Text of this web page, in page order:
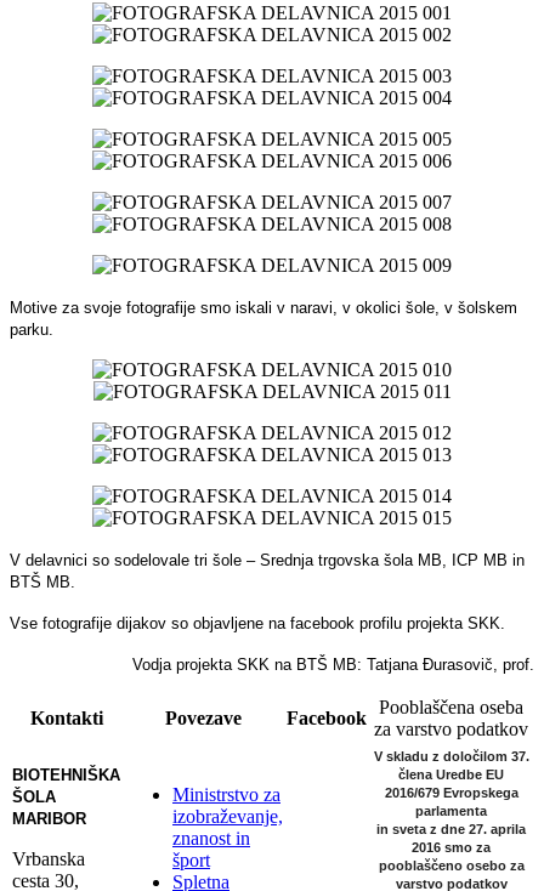
Motive za svoje fotografije smo iskali v naravi, v okolici šole, v šolskem
parku.
V delavnici so sodelovale tri šole – Srednja trgovska šola MB, ICP MB in
BTŠ MB.
Vse fotografije dijakov so objavljene na facebook profilu projekta SKK.
Vodja projekta SKK na BTŠ MB: Tatjana Đurasovič, prof.
Kontakti Povezave Facebook
Pooblaščena oseba
za varstvo podatkov
BIOTEHNIŠKA
ŠOLA
MARIBOR
Vrbanska
cesta 30,
Ministrstvo za
izobraževanje,
znanost in
šport
Spletna
V skladu z določilom 37.
člena Uredbe EU
2016/679 Evropskega
parlamenta
in sveta z dne 27. aprila
2016 smo za
pooblaščeno osebo za
varstvo podatkov